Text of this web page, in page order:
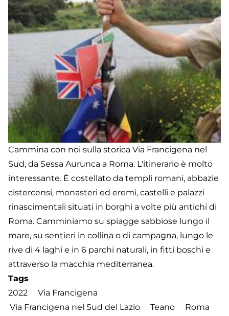
Cammina con noi sulla storica Via Francigena nel
Sud, da Sessa Aurunca a Roma. L'itinerario è molto
interessante. È costellato da templi romani, abbazie
cistercensi, monasteri ed eremi, castelli e palazzi
rinascimentali situati in borghi a volte più antichi di
Roma. Camminiamo su spiagge sabbiose lungo il
mare, su sentieri in collina o di campagna, lungo le
rive di 4 laghi e in 6 parchi naturali, in fitti boschi e
attraverso la macchia mediterranea.
Tags
2022
Via Francigena
Via Francigena nel Sud del Lazio
Teano
Roma